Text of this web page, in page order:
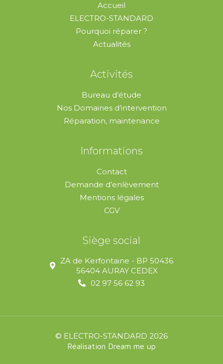
Accueil
ELECTRO-STANDARD
Pourquoi réparer ?
Actualités
Activités
Bureau d’étude
Nos Domaines d’intervention
Réparation, maintenance
Informations
Contact
Demande d’enlèvement
Mentions légales
CGV
Siège social
ZA de Kerfontaine - BP 50436
56404 AURAY CEDEX
02 97 56 62 93
© ELECTRO-STANDARD 2026
Réalisation Dream me up